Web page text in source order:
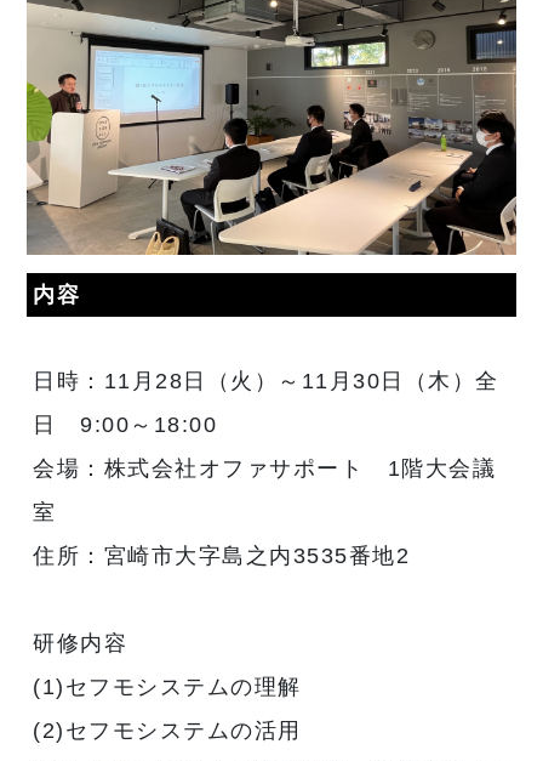
内容
日時：11月28日（火）～11月30日（木）全
日 9:00～18:00
会場：株式会社オファサポート 1階大会議
室
住所：宮崎市大字島之内3535番地2
研修内容
(1)セフモシステムの理解
(2)セフモシステムの活用